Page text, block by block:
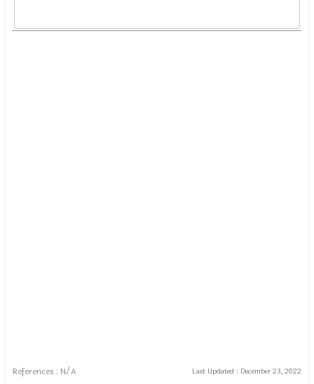
References : N/A Last Updated : December 23, 2022